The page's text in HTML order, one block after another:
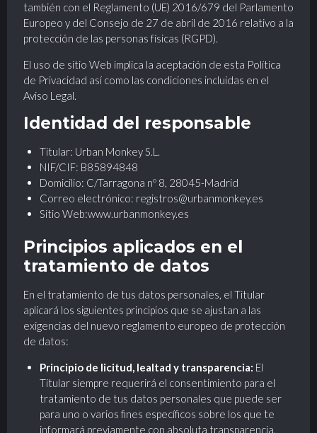
también con el Reglamento (UE) 2016/679 del Parlamento
Europeo y del Consejo de 27 de abril de 2016 relativo a la
protección de las personas físicas (RGPD).
El uso de sitio Web implica la aceptación de esta Política
de Privacidad así como las condiciones incluidas en el
Aviso Legal.
Identidad del responsable
Titular: Urban Monkey S.L.
NIF/CIF: B85894848
Domicilio: C/Tarragona nº 8, 28045-Madrid
Correo electrónico: registros@urbanmonkey.es
Sitio Web:www.urbanmonkey.es
Principios aplicados en el
tratamiento de datos
En el tratamiento de tus datos personales, el Titular
aplicará los siguientes principios que se ajustan a las
exigencias del nuevo reglamento europeo de protección
de datos:
Principio de licitud, lealtad y transparencia: El
Titular siempre requerirá el consentimiento para el
tratamiento de tus datos personales que puede ser
para uno o varios fines específicos sobre los que te
informará previamente con absoluta transparencia.